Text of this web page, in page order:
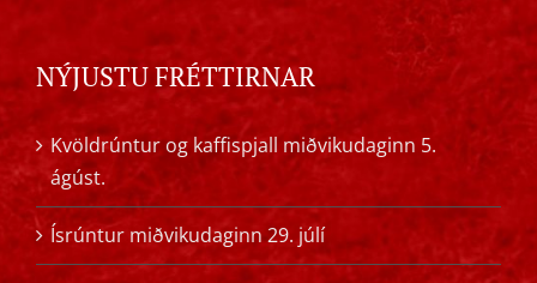
NÝJUSTU FRÉTTIRNAR
Kvöldrúntur og kaffispjall miðvikudaginn 5.
ágúst.
Ísrúntur miðvikudaginn 29. júlí